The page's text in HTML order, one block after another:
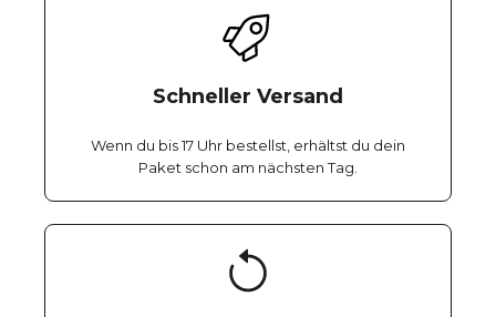
Schneller Versand
Wenn du bis 17 Uhr bestellst, erhältst du dein
Paket schon am nächsten Tag.